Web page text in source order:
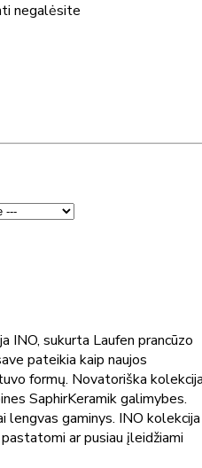
negalėsite
INO, sukurta Laufen prancūzo
pateikia kaip naujos
formų. Novatoriška
SaphirKeramik galimybes.
lengvas gaminys. INO kolekcija
ar pusiau įleidžiami